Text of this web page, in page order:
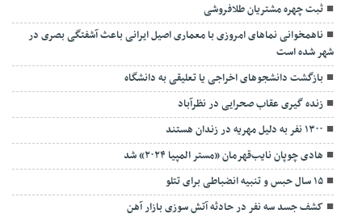
ثبت چهره مشتریان طلافروشی
ناهمخوانی نماهای امروزی با معماری اصیل ایرانی باعث آشفتگی بصری در
شهر شده است
بازگشت دانشجوهای اخراجی یا تعلیقی به دانشگاه
زنده گیری عقاب صحرایی در نظرآباد
۱۳۰۰ نفر به دلیل مهریه در زندان هستند
هادی چوپان نایب‌قهرمان «مستر المپیا ۲۰۲۴» شد
۱۵ سال حبس و تنبیه انضباطی برای تتلو
کشف جسد سه نفر در حادثه آتش سوزی بازار آهن